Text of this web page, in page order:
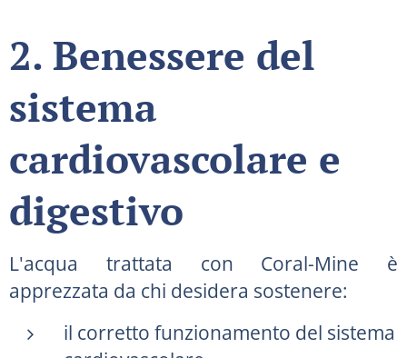
2. Benessere del
sistema
cardiovascolare e
digestivo
L'acqua trattata con Coral-Mine è
apprezzata da chi desidera sostenere:
il corretto funzionamento del sistema